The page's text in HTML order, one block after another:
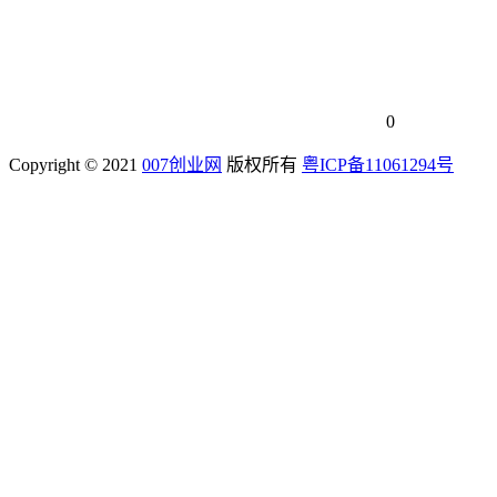
0
Copyright © 2021 007创业网 版权所有 粤ICP备11061294号